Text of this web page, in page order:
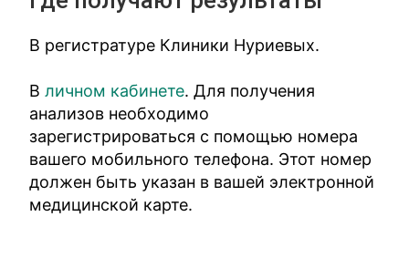
В регистратуре Клиники Нуриевых.
Вличном кабинете. Для получения
анализов необходимо
зарегистрироваться с помощью номера
вашего мобильного телефона. Этот номер
должен быть указан в вашей электронной
медицинской карте.